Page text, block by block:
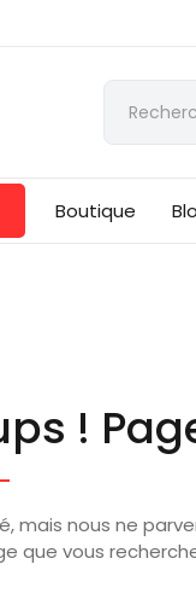
Boutique
!
mais nous ne
que vous